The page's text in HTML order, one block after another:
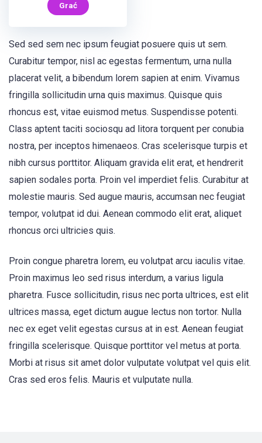
Grać
Sed sed sem nec ipsum feugiat posuere quis ut sem.
Curabitur tempor, nisl ac egestas fermentum, urna nulla
placerat velit, a bibendum lorem sapien at enim. Vivamus
fringilla sollicitudin urna quis maximus. Quisque quis
rhoncus est, vitae euismod metus. Suspendisse potenti.
Class aptent taciti sociosqu ad litora torquent per conubia
nostra, per inceptos himenaeos. Cras scelerisque turpis et
nibh cursus porttitor. Aliquam gravida elit erat, et hendrerit
sapien sodales porta. Proin vel imperdiet felis. Curabitur at
molestie mauris. Sed augue mauris, accumsan nec feugiat
tempor, volutpat id dui. Aenean commodo elit erat, aliquet
rhoncus orci ultricies quis.
Proin congue pharetra lorem, eu volutpat arcu iaculis vitae.
Proin maximus leo sed risus interdum, a varius ligula
pharetra. Fusce sollicitudin, risus nec porta ultrices, est elit
ultrices massa, eget dictum augue lectus non tortor. Nulla
nec ex eget velit egestas cursus at in est. Aenean feugiat
fringilla scelerisque. Quisque porttitor vel metus at porta.
Morbi at risus sit amet dolor vulputate volutpat vel quis elit.
Cras sed eros felis. Mauris et vulputate nulla.